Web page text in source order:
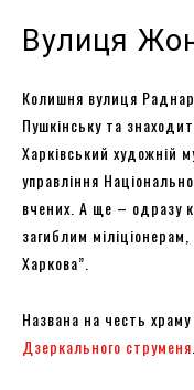
Вулиця
Колишня вулиця
Пушкінську та
Харківський художній
управління
вчених. А ще – одразу
загиблим
Харкова”.
Названа на честь
Дзеркального струменя